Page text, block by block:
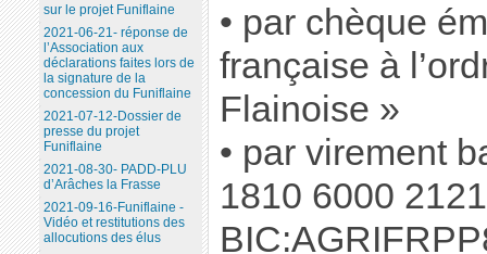
• par chèque
française à
Flainoise »
• par virement
1810 6000
sur le projet Funiflaine
2021-06-21- réponse de
l’Association aux
déclarations faites lors de
la signature de la
concession du Funiflaine
2021-07-12-Dossier de
presse du projet
Funiflaine
2021-08-30- PADD-PLU
d’Arâches la Frasse
2021-09-16-Funiflaine -
Vidéo et restitutions des
allocutions des élus